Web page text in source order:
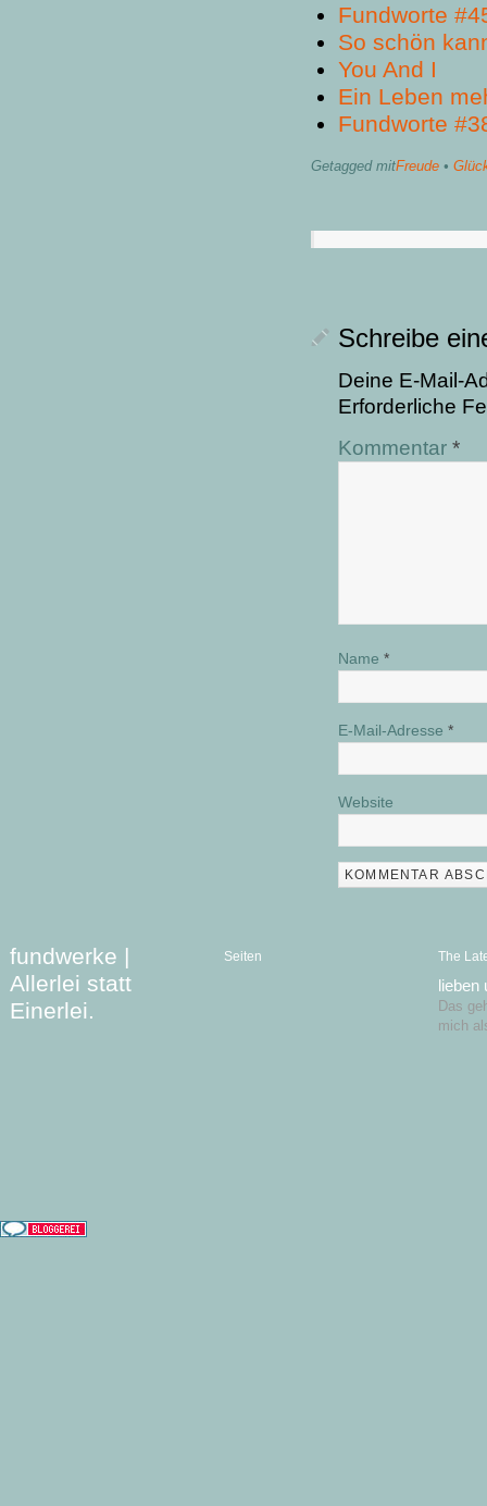
Fundworte
So schön
You And I
Ein Leben
Fundworte
Getagged mitFreude •
Schreibe
Deine E-Mail-
Erforderliche
Kommentar *
Name *
E-Mail-Adresse *
Website
fundwerke |
Allerlei statt
Einerlei.
Seiten The
lieben
Das
mich